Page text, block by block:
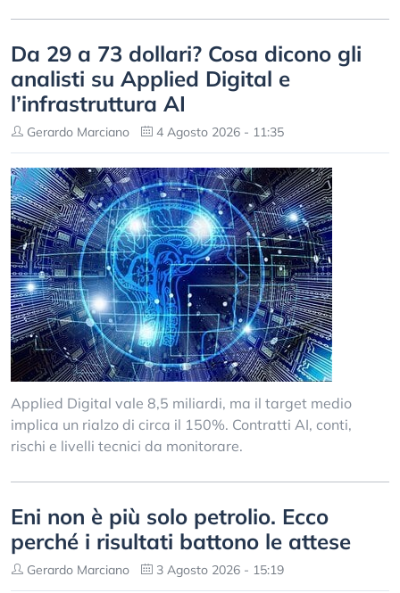
Da 29 a 73 dollari? Cosa dicono gli
analisti su Applied Digital e
l’infrastruttura AI
Gerardo Marciano 4 Agosto 2026 - 11:35
Applied Digital vale 8,5 miliardi, ma il target medio
implica un rialzo di circa il 150%. Contratti AI, conti,
rischi e livelli tecnici da monitorare.
Eni non è più solo petrolio. Ecco
perché i risultati battono le attese
Gerardo Marciano 3 Agosto 2026 - 15:19